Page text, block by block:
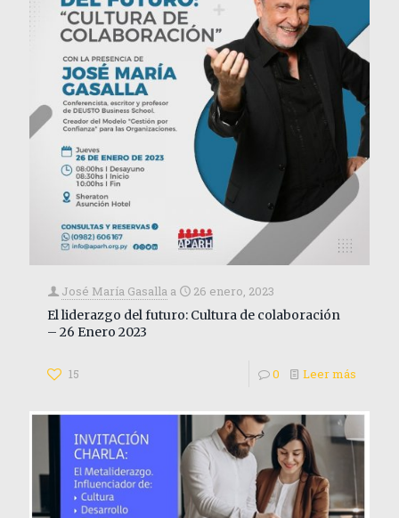
José María Gasalla a
26 enero, 2023
El liderazgo del futuro: Cultura de colaboración
– 26 Enero 2023
15 0 Leer más